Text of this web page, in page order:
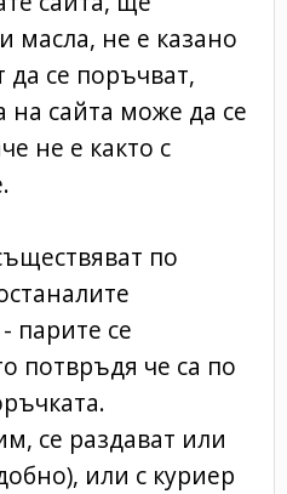
масла, не е казано
да се поръчват,
на сайта може да се
не е както с
по
парите се
потвръдя че са по
се раздават или
или с куриер